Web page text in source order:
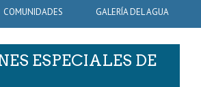
COMUNIDADES GALERÍA DEL AGUA
ESPECIALES DE